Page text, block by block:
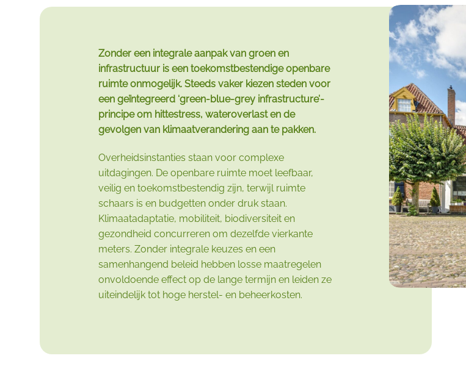
Zonder een integrale aanpak van groen en
infrastructuur is een toekomstbestendige openbare
ruimte onmogelijk. Steeds vaker kiezen steden voor
een geïntegreerd ‘green-blue-grey infrastructure’-
principe om hittestress, wateroverlast en de
gevolgen van klimaatverandering aan te pakken.
Overheidsinstanties staan voor complexe
uitdagingen. De openbare ruimte moet leefbaar,
veilig en toekomstbestendig zijn, terwijl ruimte
schaars is en budgetten onder druk staan.
Klimaatadaptatie, mobiliteit, biodiversiteit en
gezondheid concurreren om dezelfde vierkante
meters. Zonder integrale keuzes en een
samenhangend beleid hebben losse maatregelen
onvoldoende effect op de lange termijn en leiden ze
uiteindelijk tot hoge herstel- en beheerkosten.